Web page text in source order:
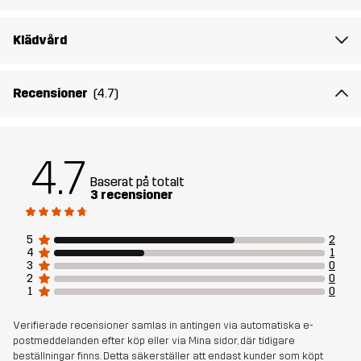
Foder
Polyester
Skapad för KLÄTTRING & BERGSBESTIGNING
Klädvård
Recensioner (4.7)
4.7 Baserat på totalt
3 recensioner
5
2
4
1
3
0
2
0
1
0
Verifierade recensioner samlas in antingen via automatiska e-
postmeddelanden efter köp eller via Mina sidor, där tidigare
beställningar finns. Detta säkerställer att endast kunder som köpt